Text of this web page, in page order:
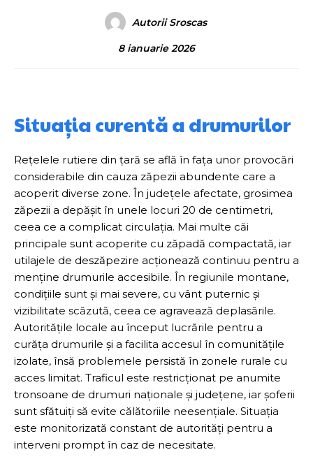
Autorii Sroscas
8 ianuarie 2026
Situația curentă a drumurilor
Rețelele rutiere din țară se află în fața unor provocări
considerabile din cauza zăpezii abundente care a
acoperit diverse zone. În județele afectate, grosimea
zăpezii a depășit în unele locuri 20 de centimetri,
ceea ce a complicat circulația. Mai multe căi
principale sunt acoperite cu zăpadă compactată, iar
utilajele de deszăpezire acționează continuu pentru a
menține drumurile accesibile. În regiunile montane,
condițiile sunt și mai severe, cu vânt puternic și
vizibilitate scăzută, ceea ce agravează deplasările.
Autoritățile locale au început lucrările pentru a
curăța drumurile și a facilita accesul în comunitățile
izolate, însă problemele persistă în zonele rurale cu
acces limitat. Traficul este restricționat pe anumite
tronsoane de drumuri naționale și județene, iar șoferii
sunt sfătuiți să evite călătoriile neesențiale. Situația
este monitorizată constant de autorități pentru a
interveni prompt în caz de necesitate.